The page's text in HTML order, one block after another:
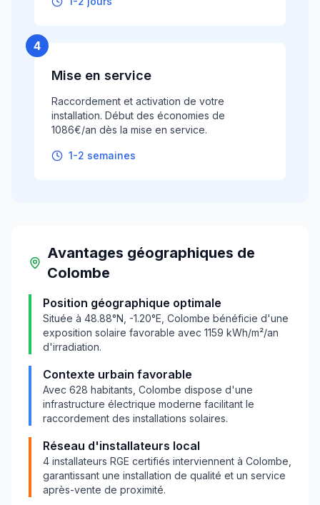
4
Mise en service
Raccordement et activation de votre
installation. Début des économies de
1086€/an dès la mise en service.
1-2 semaines
Avantages géographiques de
Colombe
Position géographique optimale
Située à 48.88°N, -1.20°E, Colombe bénéficie d'une
exposition solaire favorable avec 1159 kWh/m²/an
d'irradiation.
Contexte urbain favorable
Avec 628 habitants, Colombe dispose d'une
infrastructure électrique moderne facilitant le
raccordement des installations solaires.
Réseau d'installateurs local
4 installateurs RGE certifiés interviennent à Colombe
garantissant une installation de qualité et un service
après-vente de proximité.